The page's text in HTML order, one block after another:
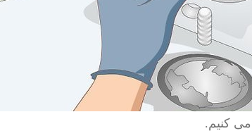
کنیم.